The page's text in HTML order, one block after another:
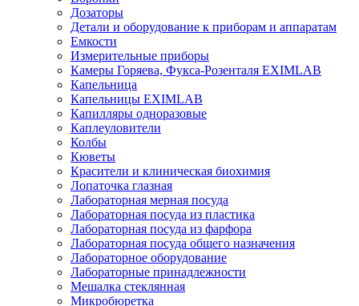
Дозаторы
Детали и оборудование к приборам и аппаратам
Емкости
Измерительные приборы
Камеры Горяева, Фукса-Розенталя EXIMLAB
Капельница
Капельницы EXIMLAB
Капилляры одноразовые
Каплеуловители
Колбы
Кюветы
Красители и клиническая биохимия
Лопаточка глазная
Лабораторная мерная посуда
Лабораторная посуда из пластика
Лабораторная посуда из фарфора
Лабораторная посуда общего назначения
Лабораторное оборудование
Лабораторные принадлежности
Мешалка стеклянная
Микробюретка